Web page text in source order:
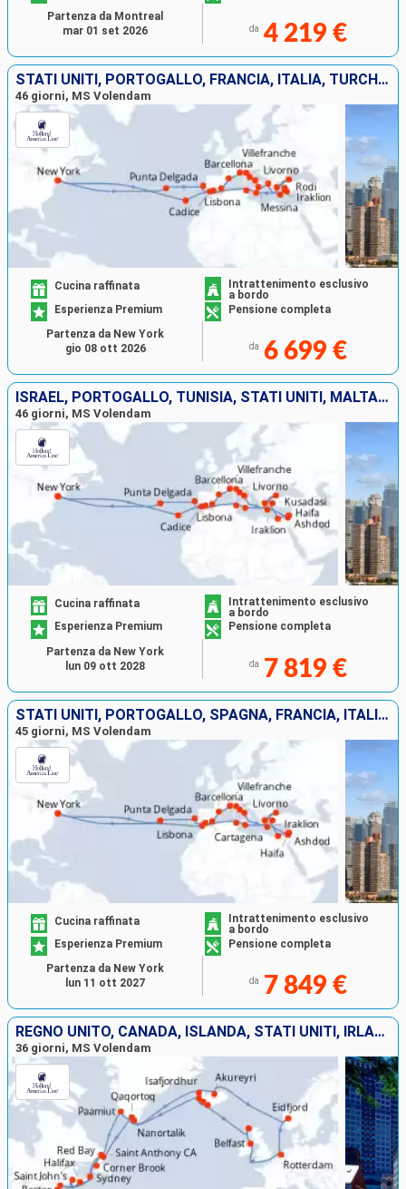
da 4 219 €
Partenza da Montreal
mar 01 set 2026
STATI UNITI, PORTOGALLO, FRANCIA, ITALIA, TURCHIA, GRECIA, MALTA, TUNISIA, SPAGNA
46 giorni, MS Volendam
Cucina raffinata
Intrattenimento esclusivo
a bordo
Esperienza Premium
Pensione completa
da 6 699 €
Partenza da New York
gio 08 ott 2026
ISRAEL, PORTOGALLO, TUNISIA, STATI UNITI, MALTA, GRECIA, TURCHIA, EGITTO, ITALIA, FRANCIA, SPAGNA
46 giorni, MS Volendam
Cucina raffinata
Intrattenimento esclusivo
a bordo
Esperienza Premium
Pensione completa
da 7 819 €
Partenza da New York
lun 09 ott 2028
STATI UNITI, PORTOGALLO, SPAGNA, FRANCIA, ITALIA, GRECIA, ISRAEL, EGITTO, TURCHIA, MALTA, TUNISIA, MAROCCO
45 giorni, MS Volendam
Cucina raffinata
Intrattenimento esclusivo
a bordo
Esperienza Premium
Pensione completa
da 7 849 €
Partenza da New York
lun 11 ott 2027
REGNO UNITO, CANADA, ISLANDA, STATI UNITI, IRLANDA, GROENLANDIA, PAESI BASSI, NORVEGIA
36 giorni, MS Volendam